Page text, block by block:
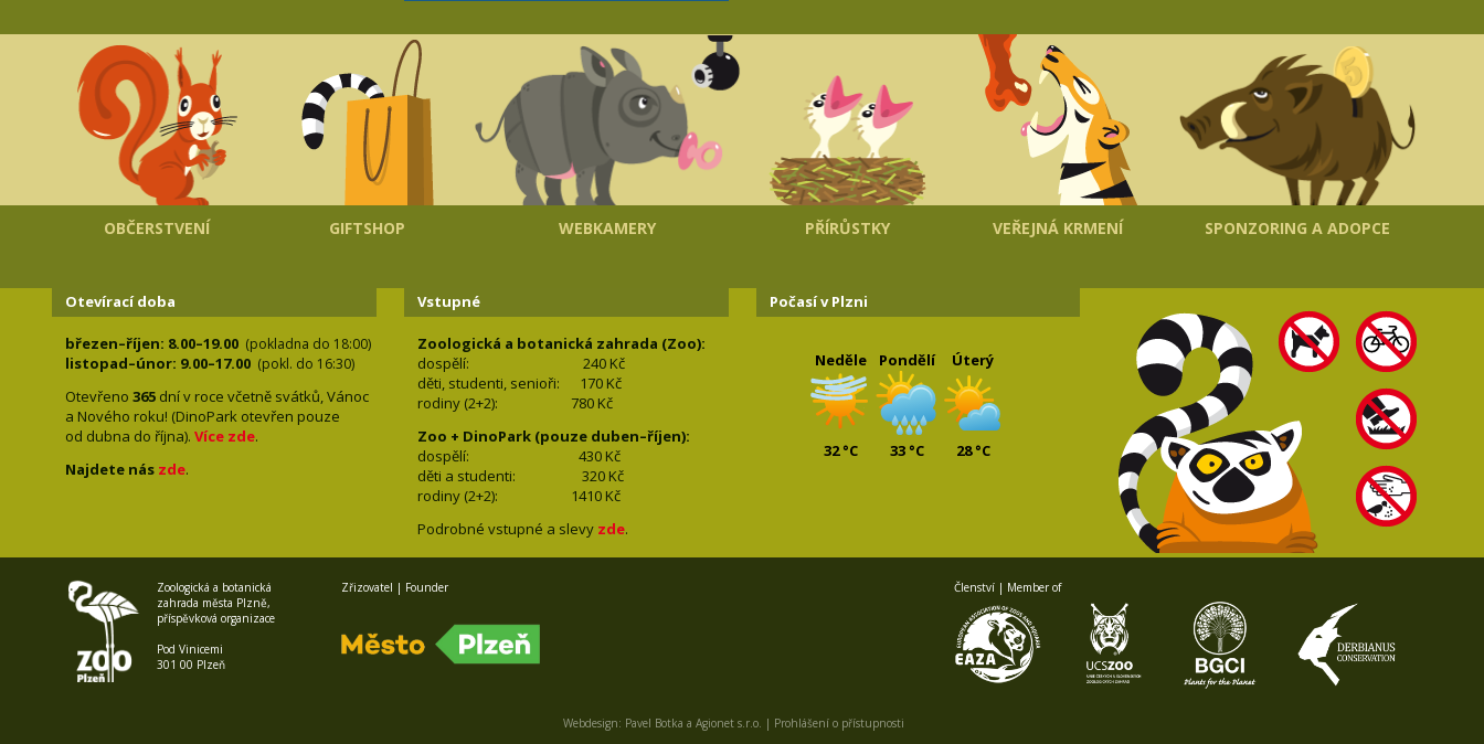
OBČERSTVENÍ GIFTSHOP WEBKAMERY PŘÍRŮSTKY VEŘEJNÁ KRMENÍ SPONZORING A ADOPCE
Otevírací doba
březen–říjen: 8.00–19.00 (pokladna do 18:00)
listopad–únor: 9.00–17.00 (pokl. do 16:30)
Otevřeno 365 dní v roce včetně svátků, Vánoc
a Nového roku! (DinoPark otevřen pouze
od dubna do října). Více zde.
Najdete nás zde.
Vstupné
Zoologická a botanická zahrada (Zoo):
dospělí:
240 Kč
děti, studenti, senioři: 170Kč
rodiny (2+2): 780Kč
Zoo + DinoPark (pouze duben–říjen):
dospělí: 430Kč
děti a studenti: 320 Kč
rodiny (2+2): 1410 Kč
Podrobné vstupné a slevy zde.
Počasí v Plzni
Neděle
32 °C
Pondělí
33 °C
Úterý
28 °C
Zoologická a botanická
zahrada města Plzně,
příspěvková organizace
Pod Vinicemi
301 00 Plzeň
Zřizovatel | Founder Členství | Member of
Webdesign: Pavel Botka a Agionet s.r.o. | Prohlášení o přístupnosti